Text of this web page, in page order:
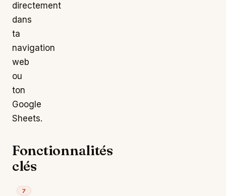
directement
dans
ta
navigation
web
ou
ton
Google
Sheets.
Fonctionnalités
clés
7